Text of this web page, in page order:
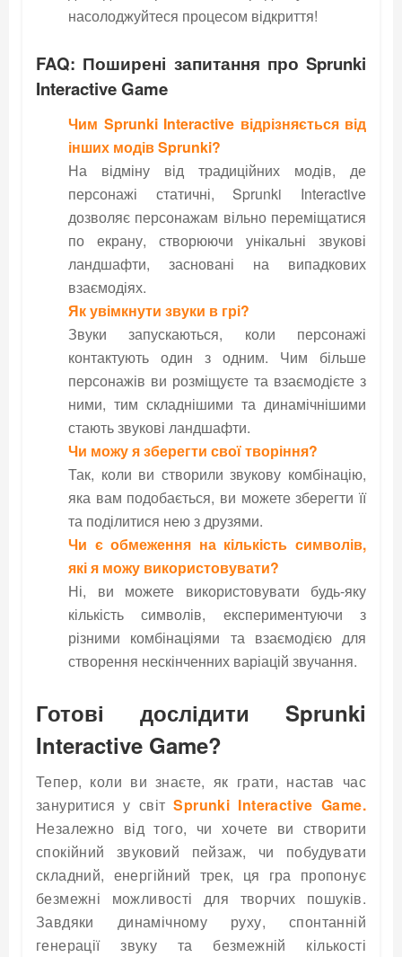
насолоджуйтеся процесом відкриття!
FAQ: Поширені запитання про Sprunki
Interactive Game
Чим Sprunki Interactive відрізняється від
інших модів Sprunki?
На відміну від традиційних модів, де
персонажі статичні, Sprunki Interactive
дозволяє персонажам вільно переміщатися
по екрану, створюючи унікальні звукові
ландшафти, засновані на випадкових
взаємодіях.
Як увімкнути звуки в грі?
Звуки запускаються, коли персонажі
контактують один з одним. Чим більше
персонажів ви розміщуєте та взаємодієте з
ними, тим складнішими та динамічнішими
стають звукові ландшафти.
Чи можу я зберегти свої творіння?
Так, коли ви створили звукову комбінацію,
яка вам подобається, ви можете зберегти її
та поділитися нею з друзями.
Чи є обмеження на кількість символів,
які я можу використовувати?
Ні, ви можете використовувати будь-яку
кількість символів, експериментуючи з
різними комбінаціями та взаємодією для
створення нескінченних варіацій звучання.
Готові дослідити Sprunki
Interactive Game?
Тепер, коли ви знаєте, як грати, настав час
зануритися у світSprunki Interactive Game.
Незалежно від того, чи хочете ви створити
спокійний звуковий пейзаж, чи побудувати
складний, енергійний трек, ця гра пропонує
безмежні можливості для творчих пошуків.
Завдяки динамічному руху, спонтанній
генерації звуку та безмежній кількості